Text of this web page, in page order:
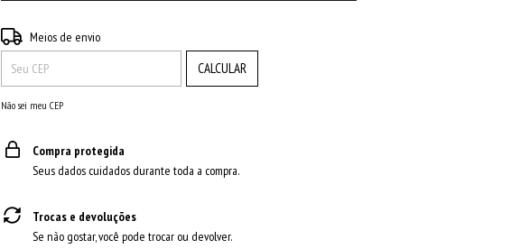
Entregas para o CEP:
Meios de envio
CALCULAR
Não sei meu CEP
Compra protegida
Seus dados cuidados durante toda a compra.
Trocas e devoluções
Se não gostar, você pode trocar ou devolver.